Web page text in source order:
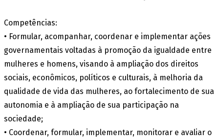
Competências:
• Formular, acompanhar, coordenar e implementar ações
governamentais voltadas à promoção da igualdade entre
mulheres e homens, visando à ampliação dos direitos
sociais, econômicos, políticos e culturais, à melhoria da
qualidade de vida das mulheres, ao fortalecimento de sua
autonomia e à ampliação de sua participação na
sociedade;
• Coordenar, formular, implementar, monitorar e avaliar o